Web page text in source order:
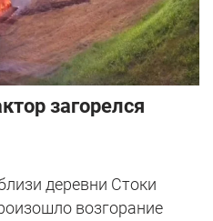
загорелся
деревни Стоки
возгорание